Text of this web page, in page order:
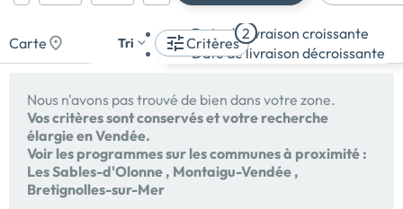
Maison
Carte Critères
2
Tri
Date de livraison croissante
Date de livraison décroissante
Nous n'avons pas trouvé de bien dans votre zone.
Vos critères sont conservés et votre recherche
élargie en Vendée.
Voir les programmes sur les communes à proximité :
Les Sables-d'Olonne , Montaigu-Vendée ,
Bretignolles-sur-Mer